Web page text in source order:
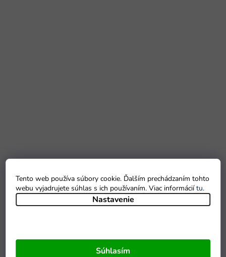
Tento web používa súbory cookie. Ďalším prechádzaním tohto
webu vyjadrujete súhlas s ich používaním. Viac informáciítu.
Nastavenie
Súhlasím